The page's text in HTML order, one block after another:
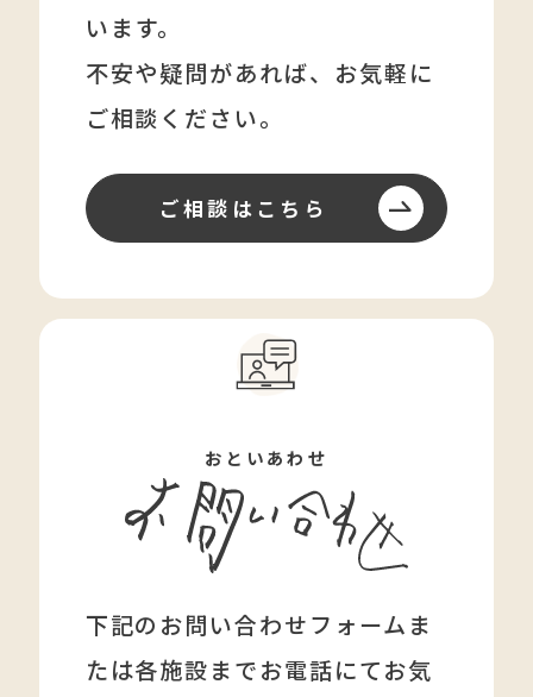
います。
不安や疑問があれば、 お気軽に
ご相談ください。
ご相談はこちら
おといあわせ
下記のお問い合わせフォームま
たは各施設までお電話にてお気